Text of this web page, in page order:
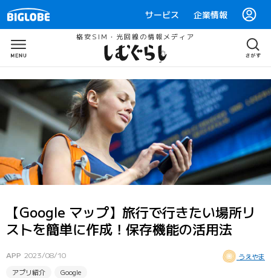
サービス 企業情報
格安SIM・光回線の情報メディア
【Google マップ】旅行で行きたい場所リ
ストを簡単に作成！保存機能の活用法
APP 2023/08/10
うえやま
アプリ紹介
Google